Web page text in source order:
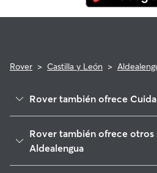
Rover > Castilla y León >
Rover también ofrece
Calvarrasa de Abajo
Rover también ofrece otros
Aldealengua